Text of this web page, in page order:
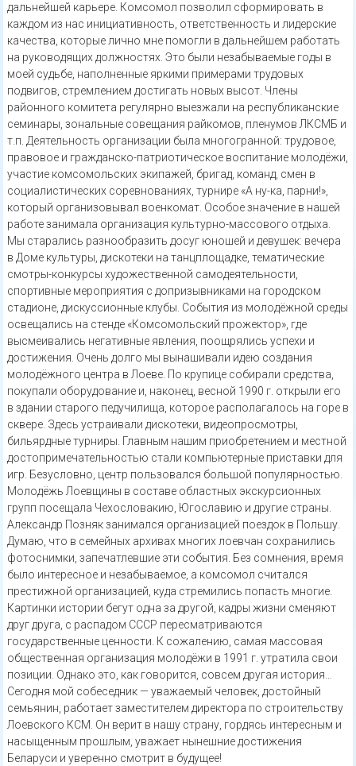
дальнейшей карьере. Комсомол позволил сформировать в
каждом из нас инициативность, ответственность и лидерские
качества, которые лично мне помогли в дальнейшем работать
на руководящих должностях. Это были незабываемые годы в
моей судьбе, наполненные яркими примерами трудовых
подвигов, стремлением достигать новых высот. Члены
районного комитета регулярно выезжали на республиканские
семинары, зональные совещания райкомов, пленумов ЛКСМБ и
т.п. Деятельность организации была многогранной: трудовое,
правовое и гражданско-патриотическое воспитание молодёжи,
участие комсомольских экипажей, бригад, команд, смен в
социалистических соревнованиях, турнире «А ну-ка, парни!»,
который организовывал военкомат. Особое значение в нашей
работе занимала организация культурно-массового отдыха.
Мы старались разнообразить досуг юношей и девушек: вечера
в Доме культуры, дискотеки на танцплощадке, тематические
смотры-конкурсы художественной самодеятельности,
спортивные мероприятия с допризывниками на городском
стадионе, дискуссионные клубы. События из молодёжной среды
освещались на стенде «Комсомольский прожектор», где
высмеивались негативные явления, поощрялись успехи и
достижения. Очень долго мы вынашивали идею создания
молодёжного центра в Лоеве. По крупице собирали средства,
покупали оборудование и, наконец, весной 1990 г. открыли его
в здании старого педучилища, которое располагалось на горе в
сквере. Здесь устраивали дискотеки, видеопросмотры,
бильярдные турниры. Главным нашим приобретением и местной
достопримечательностью стали компьютерные приставки для
игр. Безусловно, центр пользовался большой популярностью.
Молодёжь Лоевщины в составе областных экскурсионных
групп посещала Чехословакию, Югославию и другие страны.
Александр Позняк занимался организацией поездок в Польшу.
Думаю, что в семейных архивах многих лоевчан сохранились
фотоснимки, запечатлевшие эти события. Без сомнения, время
было интересное и незабываемое, а комсомол считался
престижной организацией, куда стремились попасть многие.
Картинки истории бегут одна за другой, кадры жизни сменяют
друг друга, с распадом СССР пересматриваются
государственные ценности. К сожалению, самая массовая
общественная организация молодёжи в 1991 г. утратила свои
позиции. Однако это, как говорится, совсем другая история…
Сегодня мой собеседник — уважаемый человек, достойный
семьянин, работает заместителем директора по строительству
Лоевского КСМ. Он верит в нашу страну, гордясь интересным и
насыщенным прошлым, уважает нынешние достижения
Беларуси и уверенно смотрит в будущее!